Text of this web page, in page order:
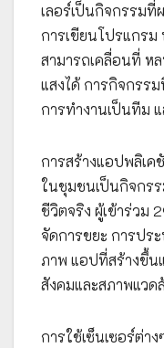
เลอร์เป็นกิจกรรมที่
การเขียนโปรแกร
สามารถเคลื่อนที่ ห
แสงได้ การกิจกร
การทำงานเป็นทีม
การสร้างแอปพลิเ
ในชุมชนเป็นกิจกร
ชีวิตจริง ผู้เข้าร่วม
จัดการขยะ การปร
ภาพ แอปที่สร้างขึ้น
สังคมและสภาพแวด
การใช้เซ็นเซอร์ต่า